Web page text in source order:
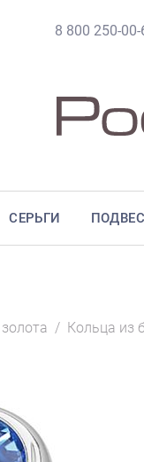
8 800 250-00-
СЕРЬГИ
/ Кольца из